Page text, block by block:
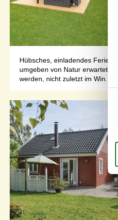
Hübsches, einladendes
umgeben von Natur erwartet.
werden, nicht zuletzt im Win...